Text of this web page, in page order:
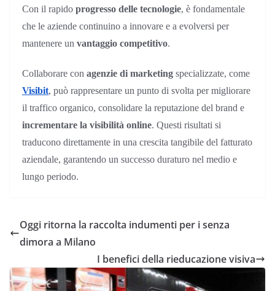
Con il rapido progresso delle tecnologie, è fondamentale
che le aziende continuino a innovare e a evolversi per
mantenere un vantaggio competitivo.
Collaborare con agenzie di marketing specializzate, come
Visibit, può rappresentare un punto di svolta per migliorare
il traffico organico, consolidare la reputazione del brand e
incrementare la visibilità online. Questi risultati si
traducono direttamente in una crescita tangibile del fatturato
aziendale, garantendo un successo duraturo nel medio e
lungo periodo.
Oggi ritorna la raccolta indumenti per i senza
dimora a Milano
I benefici della rieducazione visiva